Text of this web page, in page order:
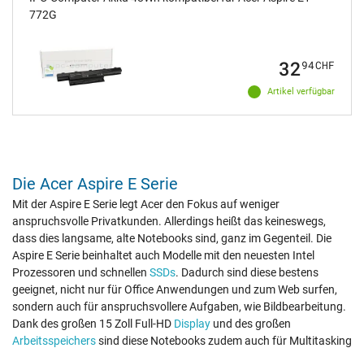
772G
Artikel verfügbar
3294CHF
Die Acer Aspire E Serie
Mit der Aspire E Serie legt Acer den Fokus auf weniger
anspruchsvolle Privatkunden. Allerdings heißt das keineswegs,
dass dies langsame, alte Notebooks sind, ganz im Gegenteil. Die
Aspire E Serie beinhaltet auch Modelle mit den neuesten Intel
Prozessoren und schnellen SSDs. Dadurch sind diese bestens
geeignet, nicht nur für Office Anwendungen und zum Web surfen,
sondern auch für anspruchsvollere Aufgaben, wie Bildbearbeitung.
Dank des großen 15 Zoll Full-HD Display und des großen
Arbeitsspeicherssind diese Notebooks zudem auch für Multitasking